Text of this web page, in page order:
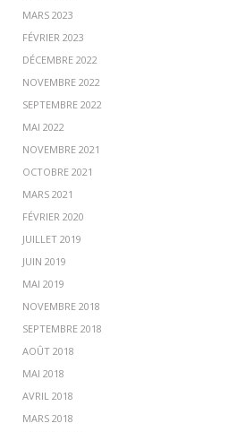
MARS 2023
FÉVRIER 2023
DÉCEMBRE 2022
NOVEMBRE 2022
SEPTEMBRE 2022
MAI 2022
NOVEMBRE 2021
OCTOBRE 2021
MARS 2021
FÉVRIER 2020
JUILLET 2019
JUIN 2019
MAI 2019
NOVEMBRE 2018
SEPTEMBRE 2018
AOÛT 2018
MAI 2018
AVRIL 2018
MARS 2018